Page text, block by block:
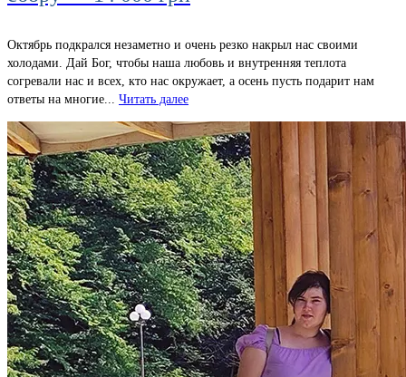
Октябрь подкрался незаметно и очень резко накрыл нас своими
холодами. Дай Бог, чтобы наша любовь и внутренняя теплота
согревали нас и всех, кто нас окружает, а осень пусть подарит нам
ответы на многие... Читать далее